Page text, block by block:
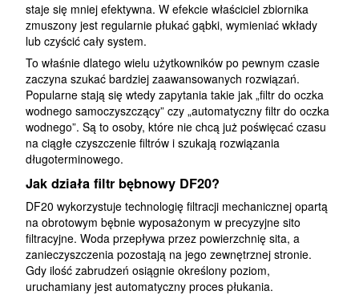
staje się mniej efektywna. W efekcie właściciel zbiornika
zmuszony jest regularnie płukać gąbki, wymieniać wkłady
lub czyścić cały system.
To właśnie dlatego wielu użytkowników po pewnym czasie
zaczyna szukać bardziej zaawansowanych rozwiązań.
Popularne stają się wtedy zapytania takie jak „filtr do oczka
wodnego samoczyszczący” czy „automatyczny filtr do oczka
wodnego”. Są to osoby, które nie chcą już poświęcać czasu
na ciągłe czyszczenie filtrów i szukają rozwiązania
długoterminowego.
Jak działa filtr bębnowy DF20?
DF20 wykorzystuje technologię filtracji mechanicznej opartą
na obrotowym bębnie wyposażonym w precyzyjne sito
filtracyjne. Woda przepływa przez powierzchnię sita, a
zanieczyszczenia pozostają na jego zewnętrznej stronie.
Gdy ilość zabrudzeń osiągnie określony poziom,
uruchamiany jest automatyczny proces płukania.